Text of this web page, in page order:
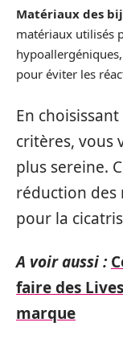
Matériaux des
matériaux utilisés
pour éviter les
En
critères, vous
plus sereine.
réduction des
pour la
A voir aussi :
faire des
marque